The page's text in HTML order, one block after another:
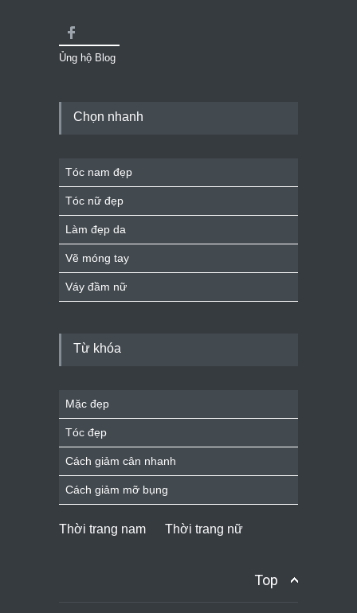
Ủng hộ Blog
Chọn nhanh
Tóc nam đẹp
Tóc nữ đẹp
Làm đẹp da
Vẽ móng tay
Váy đầm nữ
Từ khóa
Mặc đẹp
Tóc đẹp
Cách giảm cân nhanh
Cách giảm mỡ bụng
Thời trang nam Thời trang nữ
Top